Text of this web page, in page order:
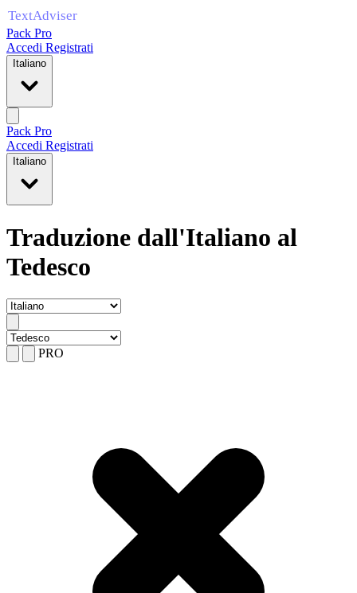
Pack Pro
Accedi Registrati
Italiano
Pack Pro
Accedi Registrati
Italiano
Traduzione dall'Italiano al
Tedesco
PRO